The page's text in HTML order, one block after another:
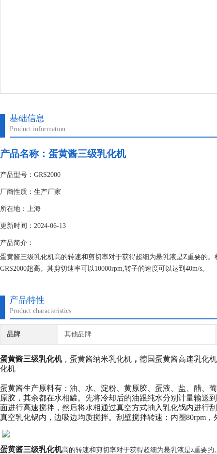
基础信息
Product information
产品名称：蛋黄酱三级乳化机
产品型号：GRS2000
厂商性质：生产厂家
所在地：上海
更新时间：2024-06-13
产品简介：
蛋黄酱三级乳化机高的转速和剪切率对于获得超细为悬乳液是Z重要的
GRS2000超高。其剪切速率可以10000rpm,转子的速度可以达到40m/s。
产品特性
Product characteristics
品牌 其他品牌
蛋黄酱三级乳化机，蛋黄酱纳米乳化机 ， 德国蛋黄酱高速乳化
化机
蛋黄酱生产原料有：油、水、淀粉、黄原胶、蛋液、盐、醋、
原胶，其余都在水相罐。先将冷却后的油跟纯水分别计量输送
面进行高速搅拌，然后将水相通过真空方式抽入乳化锅内进行
真空乳化锅内，边吸边均质搅拌。刮壁搅拌转速：内圈80rpm
蛋黄酱三级乳化机高的转速和剪切率对于获得超细为悬乳液是z重要